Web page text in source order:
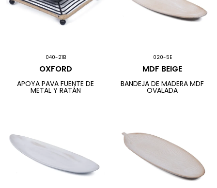
040-21B
OXFORD
APOYA PAVA FUENTE DE
METAL Y RATÁN
020-5E
MDF BEIGE
BANDEJA DE MADERA MDF
OVALADA